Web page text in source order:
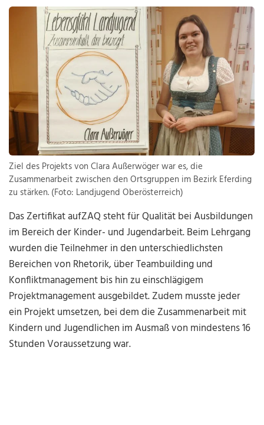
Ziel des Projekts von Clara Außerwöger war es, die
Zusammenarbeit zwischen den Ortsgruppen im Bezirk Eferding
zu stärken. (Foto: Landjugend Oberösterreich)
Das Zertifikat aufZAQ steht für Qualität bei Ausbildungen
im Bereich der Kinder- und Jugendarbeit. Beim Lehrgang
wurden die Teilnehmer in den unterschiedlichsten
Bereichen von Rhetorik, über Teambuilding und
Konfliktmanagement bis hin zu einschlägigem
Projektmanagement ausgebildet. Zudem musste jeder
ein Projekt umsetzen, bei dem die Zusammenarbeit mit
Kindern und Jugendlichen im Ausmaß von mindestens 16
Stunden Voraussetzung war.